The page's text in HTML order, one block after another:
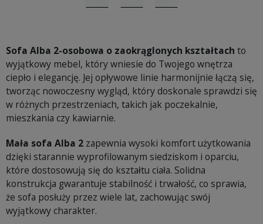
UdostępnijTweetujPinterest
Sofa Alba 2-osobowa o zaokrąglonych kształtach to
wyjątkowy mebel, który wniesie do Twojego wnętrza
ciepło i elegancję. Jej opływowe linie harmonijnie łączą się,
tworząc nowoczesny wygląd, który doskonale sprawdzi się
w różnych przestrzeniach, takich jak poczekalnie,
mieszkania czy kawiarnie.
Mała sofa Alba 2 zapewnia wysoki komfort użytkowania
dzięki starannie wyprofilowanym siedziskom i oparciu,
które dostosowują się do kształtu ciała. Solidna
konstrukcja gwarantuje stabilność i trwałość, co sprawia,
że sofa posłuży przez wiele lat, zachowując swój
wyjątkowy charakter.